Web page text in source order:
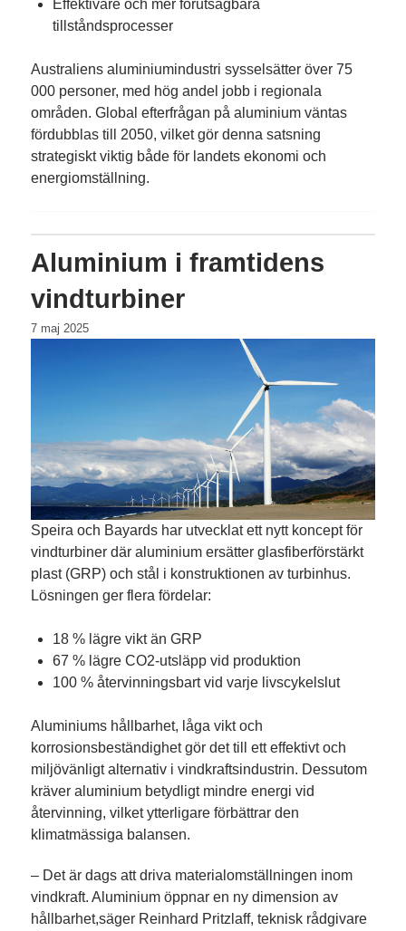
Effektivare och mer förutsägbara
tillståndsprocesser
Australiens aluminiumindustri sysselsätter över 75
000 personer, med hög andel jobb i regionala
områden. Global efterfrågan på aluminium väntas
fördubblas till 2050, vilket gör denna satsning
strategiskt viktig både för landets ekonomi och
energiomställning.
Aluminium i framtidens
vindturbiner
7 maj 2025
Speira och Bayards har utvecklat ett nytt koncept för
vindturbiner där aluminium ersätter glasfiberförstärkt
plast (GRP) och stål i konstruktionen av turbinhus.
Lösningen ger flera fördelar:
18 % lägre vikt än GRP
67 % lägre CO2-utsläpp vid produktion
100 % återvinningsbart vid varje livscykelslut
Aluminiums hållbarhet, låga vikt och
korrosionsbeständighet gör det till ett effektivt och
miljövänligt alternativ i vindkraftsindustrin. Dessutom
kräver aluminium betydligt mindre energi vid
återvinning, vilket ytterligare förbättrar den
klimatmässiga balansen.
– Det är dags att driva materialomställningen inom
vindkraft. Aluminium öppnar en ny dimension av
hållbarhet,säger Reinhard Pritzlaff, teknisk rådgivare